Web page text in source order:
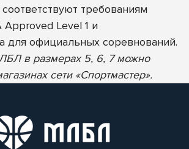
требованиям
Approved Level 1 и
для официальных соревнований.
в размерах 5, 6, 7 можно
сети «Спортмастер».